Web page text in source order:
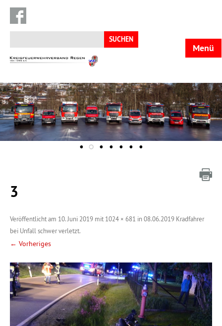
Suchen
nach:
KFV
Menü
3
Veröffentlicht am 10. Juni 2019 mit 1024 × 681 in08.06.2019 Kradfahrer
bei Unfall schwer verletzt.
← Vorheriges